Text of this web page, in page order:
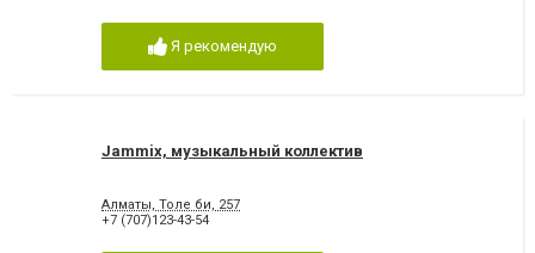
Я рекомендую
Jammix, музыкальный коллектив
Алматы, Толе би, 257
+7 (707)123-43-54